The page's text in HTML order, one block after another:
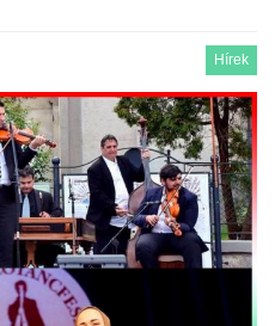
Hírek